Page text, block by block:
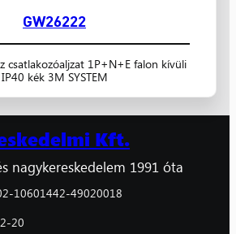
GW26222
csatlakozóaljzat 1P+N+E falon kívüli
IP40 kék 3M SYSTEM
Kft.
nagykereskedelem 1991 óta
10601442-49020018
20